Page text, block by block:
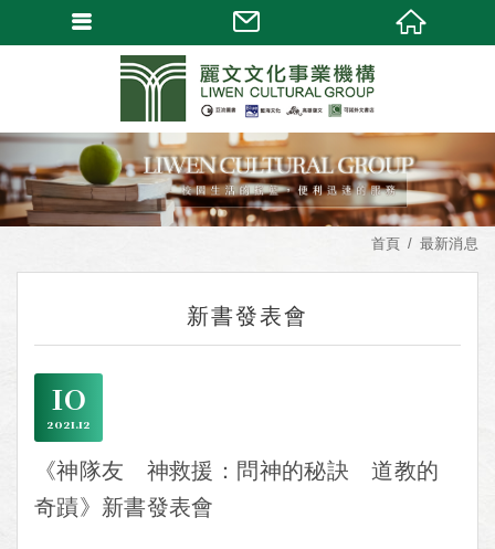
首頁 最新消息
新書發表會
10
12
2021
《神隊友 神救援：問神的秘訣 道教的
奇蹟》新書發表會